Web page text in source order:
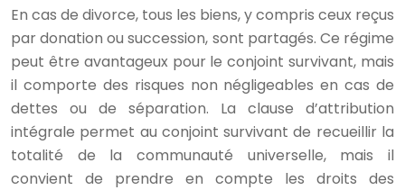
En cas de divorce, tous les biens, y compris ceux reçus
par donation ou succession, sont partagés. Ce régime
peut être avantageux pour le conjoint survivant, mais
il comporte des risques non négligeables en cas de
dettes ou de séparation. La clause d’attribution
intégrale permet au conjoint survivant de recueillir la
totalité de la communauté universelle, mais il
convient de prendre en compte les droits des